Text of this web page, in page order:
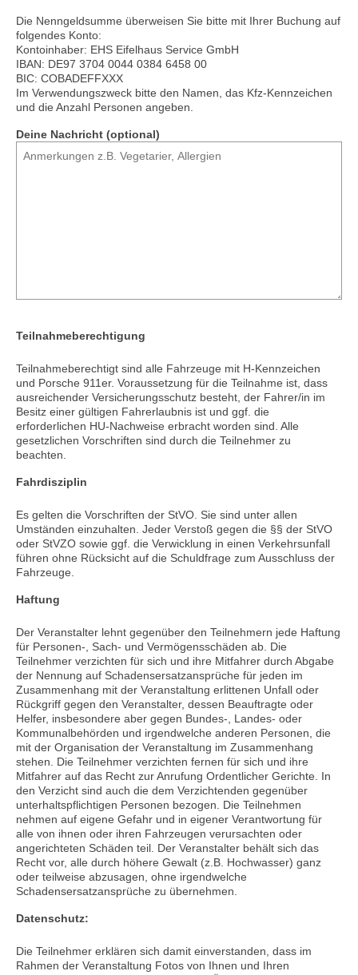
Die Nenngeldsumme überweisen Sie bitte mit Ihrer Buchung auf
folgendes Konto:
Kontoinhaber: EHS Eifelhaus Service GmbH
IBAN: DE97 3704 0044 0384 6458 00
BIC: COBADEFFXXX
Im Verwendungszweck bitte den Namen, das Kfz-Kennzeichen
und die Anzahl Personen angeben.
Deine Nachricht (optional)
Teilnahmeberechtigung
Teilnahmeberechtigt sind alle Fahrzeuge mit H-Kennzeichen
und Porsche 911er. Voraussetzung für die Teilnahme ist, dass
ausreichender Versicherungsschutz besteht, der Fahrer/in im
Besitz einer gültigen Fahrerlaubnis ist und ggf. die
erforderlichen HU-Nachweise erbracht worden sind. Alle
gesetzlichen Vorschriften sind durch die Teilnehmer zu
beachten.
Fahrdisziplin
Es gelten die Vorschriften der StVO. Sie sind unter allen
Umständen einzuhalten. Jeder Verstoß gegen die §§ der StVO
oder StVZO sowie ggf. die Verwicklung in einen Verkehrsunfall
führen ohne Rücksicht auf die Schuldfrage zum Ausschluss der
Fahrzeuge.
Haftung
Der Veranstalter lehnt gegenüber den Teilnehmern jede Haftung
für Personen-, Sach- und Vermögensschäden ab. Die
Teilnehmer verzichten für sich und ihre Mitfahrer durch Abgabe
der Nennung auf Schadensersatzansprüche für jeden im
Zusammenhang mit der Veranstaltung erlittenen Unfall oder
Rückgriff gegen den Veranstalter, dessen Beauftragte oder
Helfer, insbesondere aber gegen Bundes-, Landes- oder
Kommunalbehörden und irgendwelche anderen Personen, die
mit der Organisation der Veranstaltung im Zusammenhang
stehen. Die Teilnehmer verzichten fernen für sich und ihre
Mitfahrer auf das Recht zur Anrufung Ordentlicher Gerichte. In
den Verzicht sind auch die dem Verzichtenden gegenüber
unterhaltspflichtigen Personen bezogen. Die Teilnehmen
nehmen auf eigene Gefahr und in eigener Verantwortung für
alle von ihnen oder ihren Fahrzeugen verursachten oder
angerichteten Schäden teil. Der Veranstalter behält sich das
Recht vor, alle durch höhere Gewalt (z.B. Hochwasser) ganz
oder teilweise abzusagen, ohne irgendwelche
Schadensersatzansprüche zu übernehmen.
Datenschutz:
Die Teilnehmer erklären sich damit einverstanden, dass im
Rahmen der Veranstaltung Fotos von Ihnen und Ihren